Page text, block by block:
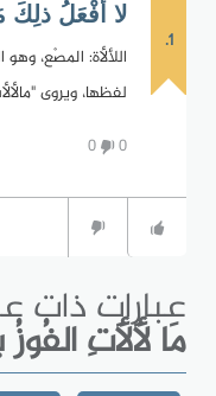
1.
لا أَفْعَلُ ذلِكَ
اللألأة: المصْع،
لفظها، ويروى
0
0
عبارات ذات
مَا لأَلأَتِ الفُوزُ